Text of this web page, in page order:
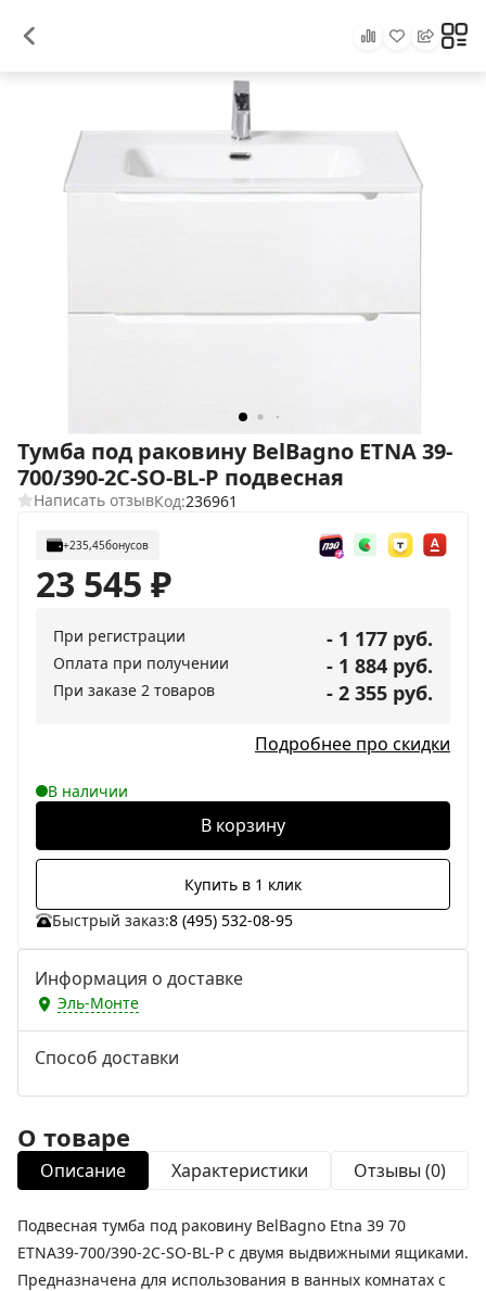
Тумба под раковину BelBagno ETNA 39-
700/390-2C-SO-BL-P подвесная
Написать отзывКод:236961
+235,45бонусов
23 545 ₽
При регистрации - 1 177 руб.
Оплата при получении - 1 884 руб.
При заказе 2 товаров - 2 355 руб.
Подробнее про скидки
В наличии
В корзину
Купить в 1 клик
Быстрый заказ:8 (495) 532-08-95
Информация о доставке
Эль-Монте
Способ доставки
О товаре
Описание Характеристики Отзывы (0)
Подвесная тумба под раковину BelBagno Etna 39 70
ETNA39-700/390-2C-SO-BL-P с двумя выдвижными ящиками.
Предназначена для использования в ванных комнатах с